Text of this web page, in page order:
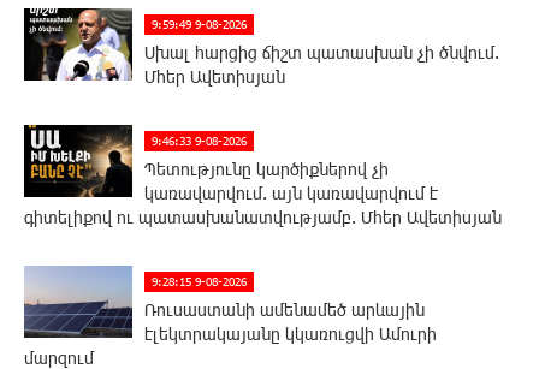
9:59:49 9-08-2026
Սխալ հարցից ճիշտ պատասխան չի ծնվում.
Մհեր Ավետիսյան
9:46:33 9-08-2026
Պետությունը կարծիքներով չի
կառավարվում. այն կառավարվում է
գիտելիքով ու պատասխանատվությամբ. Մհեր Ավետիսյան
9:28:15 9-08-2026
Ռուսաստանի ամենամեծ արևային
էլեկտրակայանը կկառուցվի Ամուրի
մարզում